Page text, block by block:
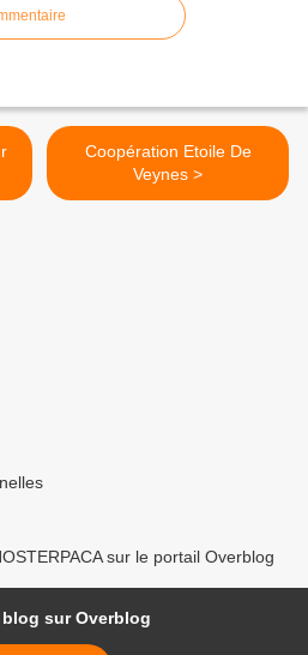
Coopération Etoile De
Veynes >
sur le portail Overblog
blog sur Overblog